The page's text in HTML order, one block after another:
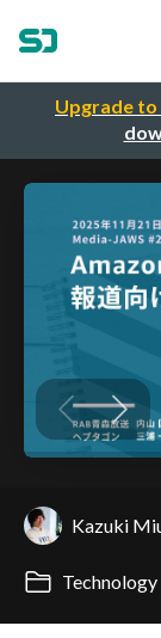
Upgrade to
Kazuki
Technology